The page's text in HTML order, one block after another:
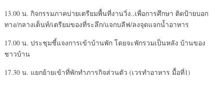
13.00 น. กิจกรรมภาคบ่ายเตรียมพื้นที่งานวิ่ง..เพื่อการศึกษา ติดป้ายบอก
ทาง/กลางเต็นท์/เตรียมของที่ระลึก/แจกบลีฟ/ลงจุดแจกน้ำอาหาร
17.00 น. ประชุมชี้แจงการเข้าบ้านพัก โดยจะพักรวมเป็นหลัง บ้านของ
ชาวบ้าน
17.30 น. แยกย้ายเข้าที่พักทำภารกิจส่วนตัว (เวรทำอาหาร มื้อที่1)